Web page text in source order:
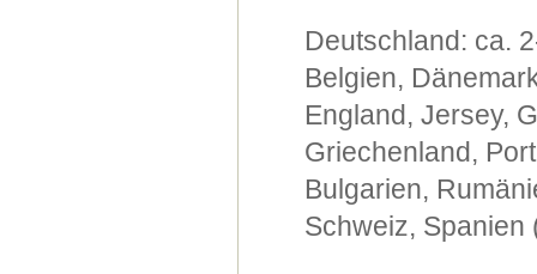
Deutschland: ca.
Belgien,
England, Jersey,
Griechenland,
Bulgarien,
Schweiz, Spanien